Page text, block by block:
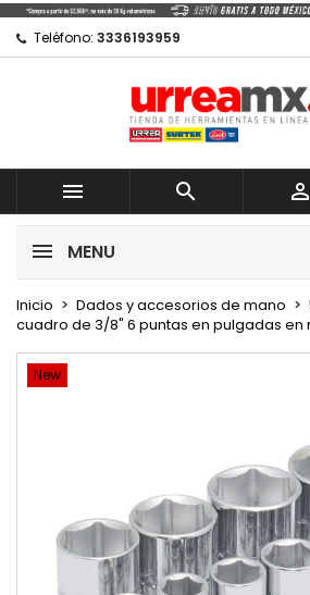
Teléfono: 3336193959
  
MENU
Inicio Dados y accesorios de mano
cuadro de 3/8" 6 puntas en pulgadas en
New
Mi lista de regalos
Crear nueva lista
Crear lista de deseos
Nombre de la lista de deseos
Iniciar sesión
Debe iniciar sesión para guardar
lista de deseos.
Iniciar sesión